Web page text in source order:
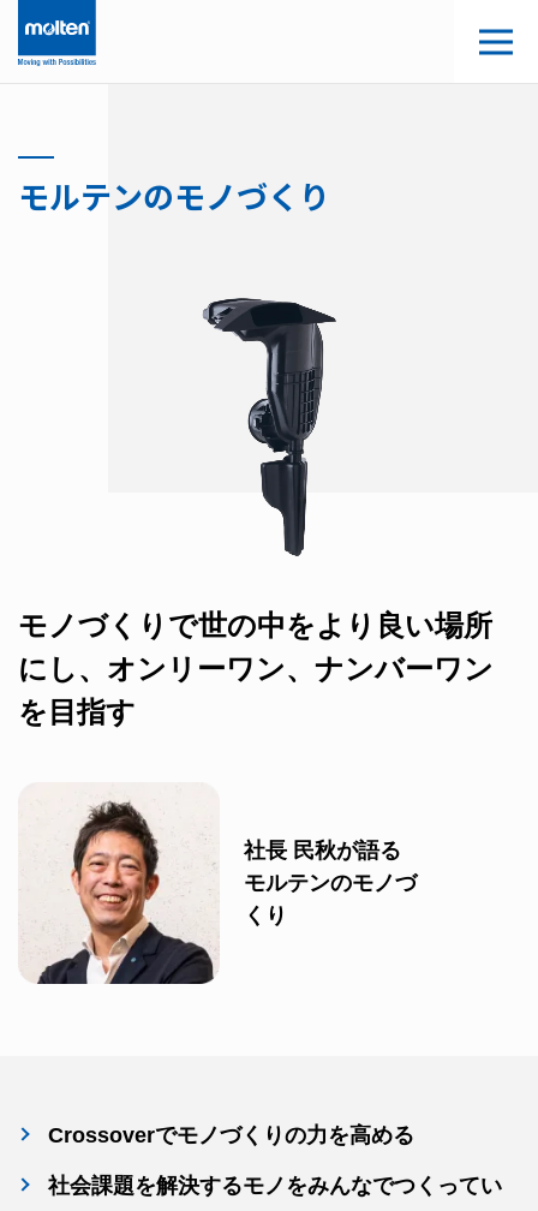
モルテンのモノづくり
モノづくりで世の中をより良い場所
にし、オンリーワン、ナンバーワン
を目指す
社長 民秋が語る
モルテンのモノづ
くり
Crossoverでモノづくりの力を高める
社会課題を解決するモノをみんなでつくってい